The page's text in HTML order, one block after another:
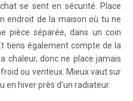
se sent en sécurité. Place
endroit de la maison où tu ne
pièce séparée, dans un coin
tiens également compte de la
chaleur, donc ne place jamais
ou venteux. Mieux vaut sur
en hiver près d’un radiateur.